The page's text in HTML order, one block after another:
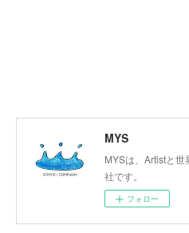
MYS
MYSは、Artistと
社です。
フォロー